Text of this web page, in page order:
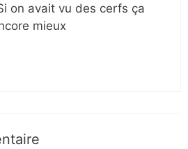
on avait vu des cerfs ça
mieux